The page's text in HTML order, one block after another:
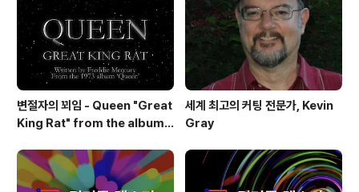
변절자의 꾀임 - Queen "Great
King Rat" from the album
세계 최고의 커팅 전문가, Kevin
Gray